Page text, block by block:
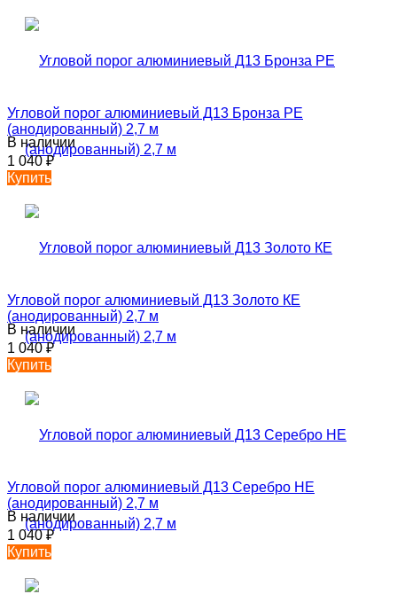
Угловой порог алюминиевый Д13 Бронза РЕ
(анодированный) 2,7 м
В наличии
1 040₽
Купить
Угловой порог алюминиевый Д13 Золото КЕ
(анодированный) 2,7 м
В наличии
1 040₽
Купить
Угловой порог алюминиевый Д13 Серебро НЕ
(анодированный) 2,7 м
В наличии
1 040₽
Купить